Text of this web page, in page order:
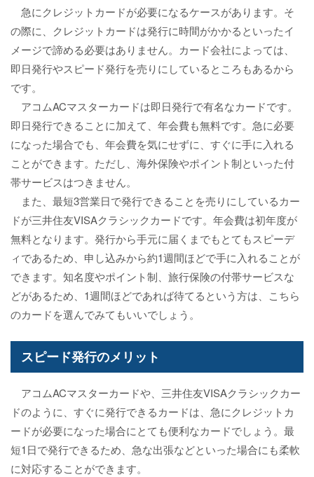
急にクレジットカードが必要になるケースがあります。そ
の際に、クレジットカードは発行に時間がかかるといったイ
メージで諦める必要はありません。カード会社によっては、
即日発行やスピード発行を売りにしているところもあるから
です。
アコムACマスターカードは即日発行で有名なカードです。
即日発行できることに加えて、年会費も無料です。急に必要
になった場合でも、年会費を気にせずに、すぐに手に入れる
ことができます。ただし、海外保険やポイント制といった付
帯サービスはつきません。
また、最短3営業日で発行できることを売りにしているカー
ドが三井住友VISAクラシックカードです。年会費は初年度が
無料となります。発行から手元に届くまでもとてもスピーデ
ィであるため、申し込みから約1週間ほどで手に入れることが
できます。知名度やポイント制、旅行保険の付帯サービスな
どがあるため、1週間ほどであれば待てるという方は、こちら
のカードを選んでみてもいいでしょう。
スピード発行のメリット
アコムACマスターカードや、三井住友VISAクラシックカー
ドのように、すぐに発行できるカードは、急にクレジットカ
ードが必要になった場合にとても便利なカードでしょう。最
短1日で発行できるため、急な出張などといった場合にも柔軟
に対応することができます。